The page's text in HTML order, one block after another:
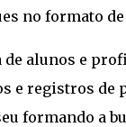
no formato de
alunos e
e registros de
formando a